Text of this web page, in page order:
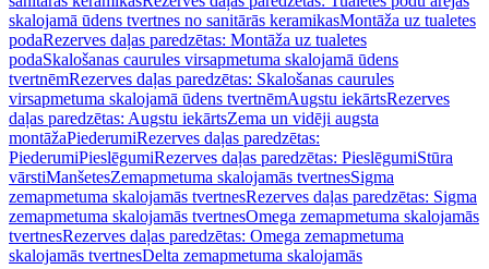
skalojamā ūdens tvertnes no sanitārās keramikasMontāža uz tualetes
podaRezerves daļas paredzētas: Montāža uz tualetes
podaSkalošanas caurules virsapmetuma skalojamā ūdens
tvertnēmRezerves daļas paredzētas: Skalošanas caurules
virsapmetuma skalojamā ūdens tvertnēmAugstu iekārtsRezerves
daļas paredzētas: Augstu iekārtsZema un vidēji augsta
montāžaPiederumiRezerves daļas paredzētas:
PiederumiPieslēgumiRezerves daļas paredzētas: PieslēgumiStūra
vārstiManšetesZemapmetuma skalojamās tvertnesSigma
zemapmetuma skalojamās tvertnesRezerves daļas paredzētas: Sigma
zemapmetuma skalojamās tvertnesOmega zemapmetuma skalojamās
tvertnesRezerves daļas paredzētas: Omega zemapmetuma
skalojamās tvertnesDelta zemapmetuma skalojamās